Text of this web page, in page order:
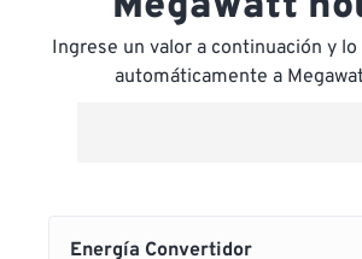
Ingrese un valor a continuación y
automáticamente a